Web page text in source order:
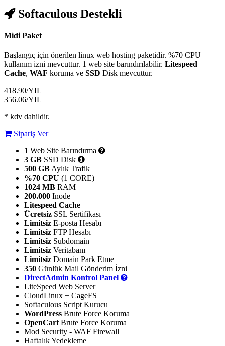
Softaculous Destekli
Midi Paket
Başlangıç için önerilen linux web hosting paketidir. %70 CPU
kullanım izni mevcuttur. 1 web site barındırılabilir. Litespeed
Cache, WAF koruma ve SSD Disk mevcuttur.
418.90/YIL
356.06/YIL
* kdv dahildir.
Sipariş Ver
1 Web Site Barındırma
3 GB SSD Disk
500 GB Aylık Trafik
%70 CPU (1 CORE)
1024 MB RAM
200.000 Inode
Litespeed Cache
Ücretsiz SSL Sertifikası
Limitsiz E-posta Hesabı
Limitsiz FTP Hesabı
Limitsiz Subdomain
Limitsiz Veritabanı
Limitsiz Domain Park Etme
350 Günlük Mail Gönderim İzni
DirectAdmin Kontrol Panel
LiteSpeed Web Server
CloudLinux + CageFS
Softaculous Script Kurucu
WordPress Brute Force Koruma
OpenCart Brute Force Koruma
Mod Security - WAF Firewall
Haftalık Yedekleme